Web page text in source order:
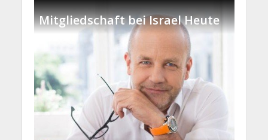
Mitgliedschaft bei Israel Heute